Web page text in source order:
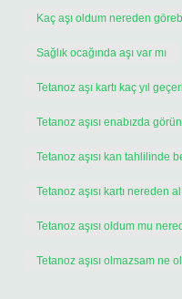
Kaç aşı oldum nereden
Sağlık ocağında aşı var mı
Tetanoz aşı kartı kaç yıl
Tetanoz aşısı enabızda
Tetanoz aşısı kan tahlilinde
Tetanoz aşısı kartı nereden
Tetanoz aşısı oldum mu
Tetanoz aşısı olmazsam ne